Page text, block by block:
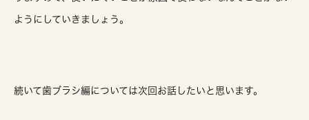
ようにしていきましょう。
続いて歯ブラシ編については次回お話したいと思います。